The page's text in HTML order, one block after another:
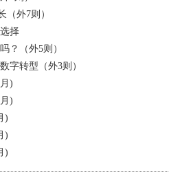
（外7则）
择
？（外5则）
字转型（外3则）
)
)
)
)
)